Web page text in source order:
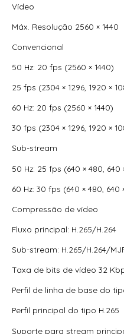
Vídeo
Máx. Resolução 2560 × 1440
Convencional
50 Hz: 20 fps (2560 × 1440)
25 fps (2304 × 1296, 1920 ×
60 Hz: 20 fps (2560 × 1440)
30 fps (2304 × 1296, 1920 ×
Sub-stream
50 Hz: 25 fps (640 × 480, 640
60 Hz: 30 fps (640 × 480, 640
Compressão de vídeo
Fluxo principal: H.265/H.264
Sub-stream: H.265/H.264/
Taxa de bits de vídeo 32
Perfil de linha de base do
Perfil principal do tipo H.265
Suporte para stream